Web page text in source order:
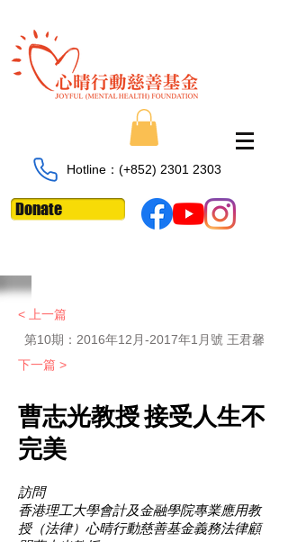
Hotline：​​(+852) 2301 2303
Donate
< 上一篇
第10期： 2016年12月-2017年1月號 王君馨
下一篇 >
曹志光教授 接受人生不
完美
訪問
香港理工大學會計及金融學院專業應用教
授（法律）心晴行動慈善基金義務法律顧